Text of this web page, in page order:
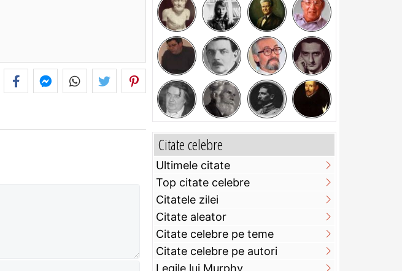
Citate celebre
Ultimele citate
Top citate celebre
Citatele zilei
Citate aleator
Citate celebre pe teme
Citate celebre pe autori
Legile lui Murphy